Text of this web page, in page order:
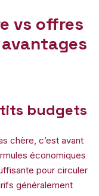
vs offres
budgets
chère, c’est avant
économiques
pour circuler
généralement